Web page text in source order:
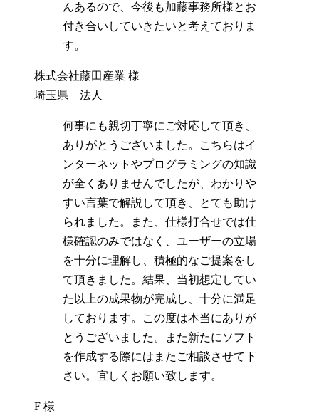
んあるので、今後も加藤事務所様とお
付き合いしていきたいと考えておりま
す。
株式会社藤田産業 様
埼玉県 法人
何事にも親切丁寧にご対応して頂き、
ありがとうございました。こちらはイ
ンターネットやプログラミングの知識
が全くありませんでしたが、わかりや
すい言葉で解説して頂き、とても助け
られました。また、仕様打合せでは仕
様確認のみではなく、ユーザーの立場
を十分に理解し、積極的なご提案をし
て頂きました。結果、当初想定してい
た以上の成果物が完成し、十分に満足
しております。この度は本当にありが
とうございました。また新たにソフト
を作成する際にはまたご相談させて下
さい。宜しくお願い致します。
F 様